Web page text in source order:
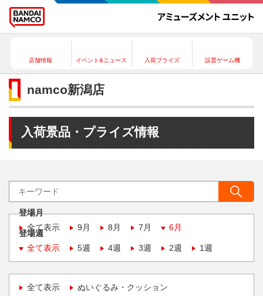
店舗情報 イベント&ニュース 入荷プライズ 設置ゲーム機
namco新潟店
入荷景品・プライズ情報
登場月
全て表示
9月 8月 7月 6月
登場週
全て表示
5週 4週 3週 2週 1週
全て表示 ぬいぐるみ・クッション